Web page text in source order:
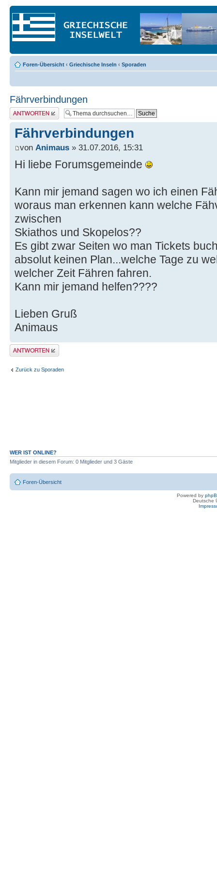
Foren-Übersicht ‹ Griechische Inseln ‹ Sporaden
Fährverbindungen
Antwort erstellen
Fährverbindungen
von Animaus » 31.07.2016, 15:31
Hi liebe Forumsgemeinde
Kann mir jemand sagen wo ich einen
woraus man erkennen kann welche
zwischen
Skiathos und Skopelos??
Es gibt zwar Seiten wo man Tickets
absolut keinen Plan...welche Tage zu
welcher Zeit Fähren fahren.
Kann mir jemand helfen????
Lieben Gruß
Animaus
Antwort erstellen
Zurück zu Sporaden
WER IST ONLINE?
Mitglieder in diesem Forum: 0 Mitglieder und 3 Gäste
Foren-Übersicht
Powered by
Deutsche